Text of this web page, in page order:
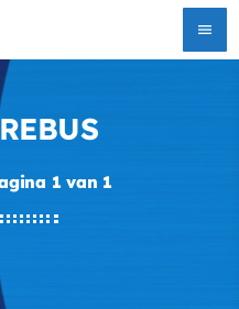
menu
1 van 1